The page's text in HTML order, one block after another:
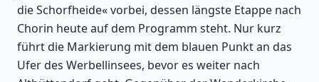
die Schorfheide« vorbei, dessen längste Etappe nach
Chorin heute auf dem Programm steht. Nur kurz
führt die Markierung mit dem blauen Punkt an das
Ufer des Werbellinsees, bevor es weiter nach